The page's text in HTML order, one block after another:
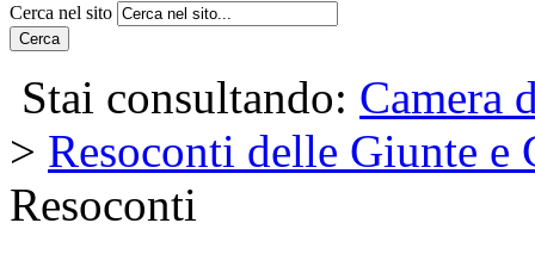
Cerca nel sito
Cerca
Stai consultando: Camera
> Resoconti delle Giunte e
Resoconti